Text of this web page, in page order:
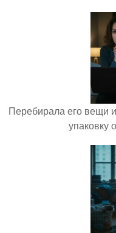
Перебирала его вещи
упаковку